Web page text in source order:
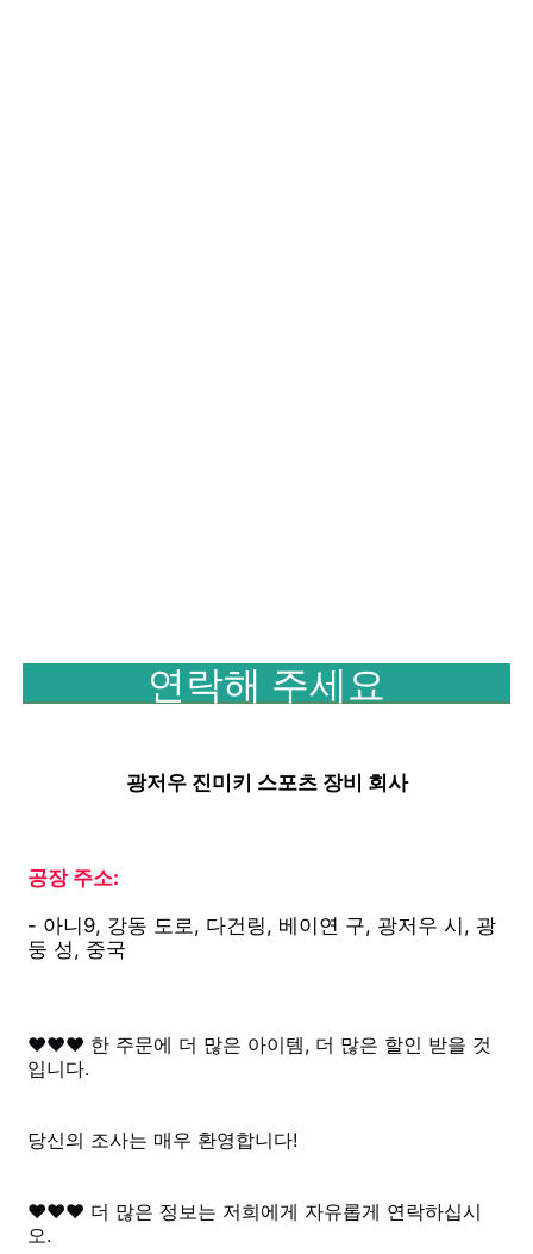
연락해 주세요
광저우 진미키 스포츠 장비 회사
공장 주소:
- 아니9, 강동 도로, 다건링, 베이연 구, 광저우 시, 광
둥 성, 중국
♥♥♥ 한 주문에 더 많은 아이템, 더 많은 할인 받을 것
입니다.
당신의 조사는 매우 환영합니다!
♥♥♥ 더 많은 정보는 저희에게 자유롭게 연락하십시
오.